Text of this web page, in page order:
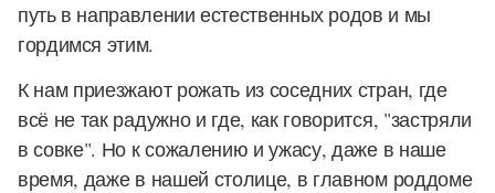
путь в направлении естественных родов и мы
гордимся этим.
К нам приезжают рожать из соседних стран, где
всё не так радужно и где, как говорится, "застряли
в совке". Но к сожалению и ужасу, даже в наше
время, даже в нашей столице, в главном роддоме